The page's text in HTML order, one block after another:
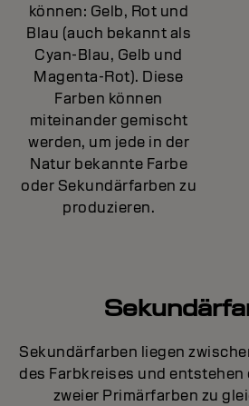
können: Gelb, Rot und
Blau (auch bekannt als
Cyan-Blau, Gelb und
Magenta-Rot). Diese
Farben können
miteinander gemischt
werden, um jede in der
Natur bekannte Farbe
oder Sekundärfarben zu
produzieren.
Sekundärfarben liegen
des Farbkreises und
zweier Primärfarben zu